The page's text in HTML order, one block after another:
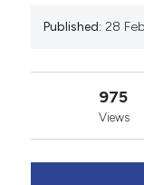
Published: 28
975
Views